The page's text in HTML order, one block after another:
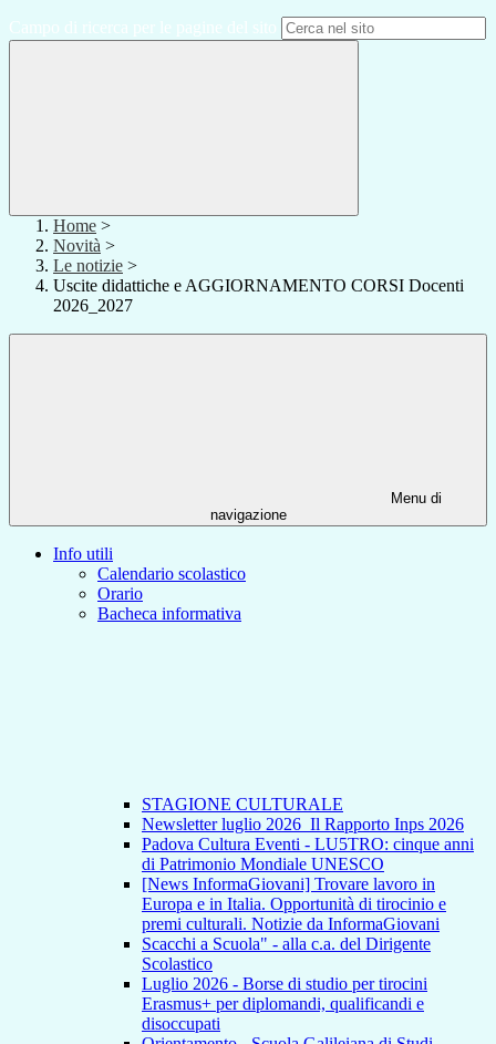
Campo di ricerca per le pagine del sito
Home >
Novità >
Le notizie >
Uscite didattiche e AGGIORNAMENTO CORSI Docenti
2026_2027
Menu di
navigazione
Info utili
Calendario scolastico
Orario
Bacheca informativa
STAGIONE CULTURALE
Newsletter luglio 2026_Il Rapporto Inps 2026
Padova Cultura Eventi - LU5TRO: cinque anni
di Patrimonio Mondiale UNESCO
[News InformaGiovani] Trovare lavoro in
Europa e in Italia. Opportunità di tirocinio e
premi culturali. Notizie da InformaGiovani
Scacchi a Scuola" - alla c.a. del Dirigente
Scolastico
Luglio 2026 - Borse di studio per tirocini
Erasmus+ per diplomandi, qualificandi e
disoccupati